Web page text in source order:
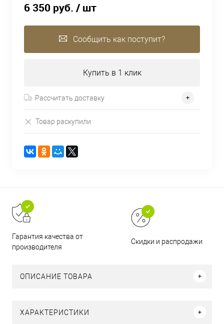
6 350 руб. / шт
Сообщить как поступит?
Купить в 1 клик
Рассчитать доставку
Товар раскупили
Гарантия качества от
производителя
Скидки и распродажи
ОПИСАНИЕ ТОВАРА
ХАРАКТЕРИСТИКИ